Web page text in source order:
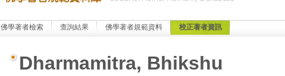
佛學著者檢索 查詢結果 佛學著者規範資料 校正著者資訊
Dharmamitra, Bhikshu